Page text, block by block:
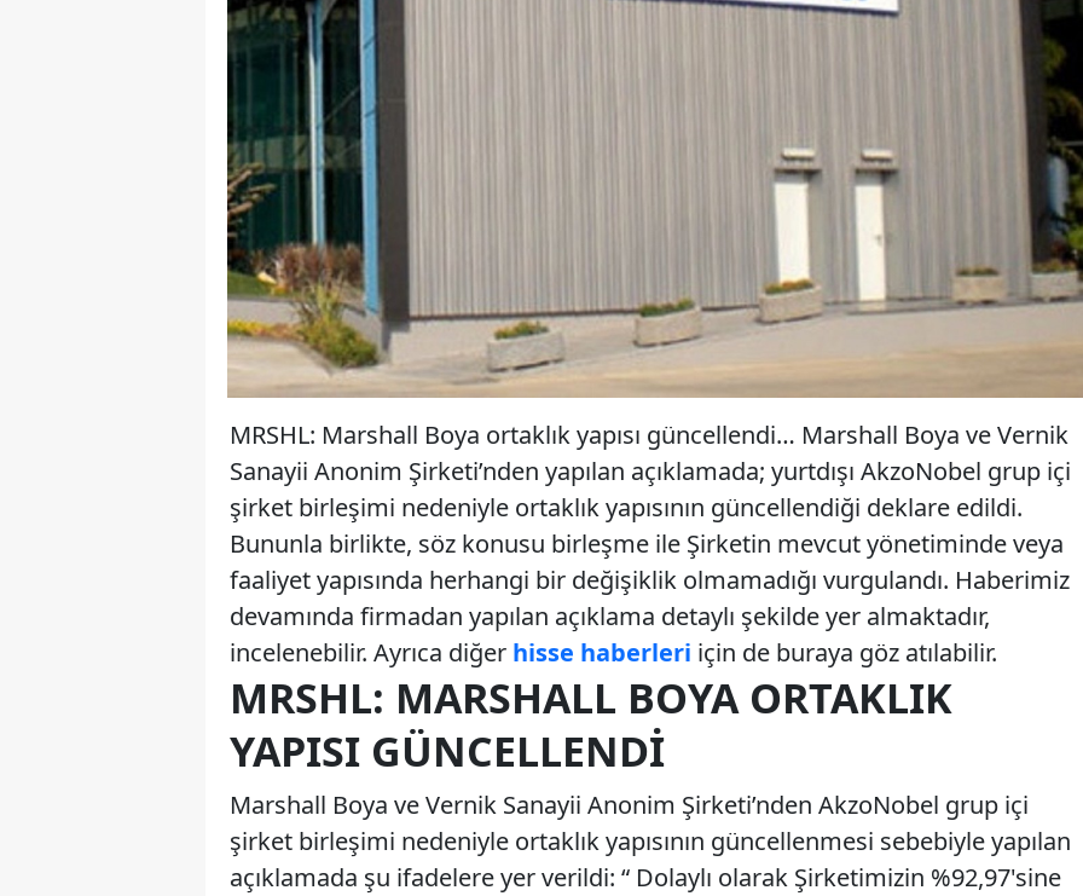
MRSHL: Marshall Boya ortaklık yapısı güncellendi… Marshall Boya ve Vernik
Sanayii Anonim Şirketi’nden yapılan açıklamada; yurtdışı AkzoNobel grup içi
şirket birleşimi nedeniyle ortaklık yapısının güncellendiği deklare edildi.
Bununla birlikte, söz konusu birleşme ile Şirketin mevcut yönetiminde veya
faaliyet yapısında herhangi bir değişiklik olmamadığı vurgulandı. Haberimiz
devamında firmadan yapılan açıklama detaylı şekilde yer almaktadır,
incelenebilir. Ayrıca diğer hisse haberleri için de buraya göz atılabilir.
MRSHL: MARSHALL BOYA ORTAKLIK
YAPISI GÜNCELLENDI
Marshall Boya ve Vernik Sanayii Anonim Şirketi’nden AkzoNobel grup içi
şirket birleşimi nedeniyle ortaklık yapısının güncellenmesi sebebiyle yapılan
açıklamada şu ifadelere yer verildi: “ Dolaylı olarak Şirketimizin %92,97'sine